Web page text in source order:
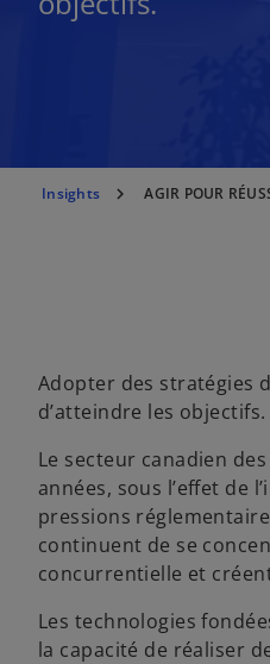
Insights AGIR POUR
Adopter des stratégies
d’atteindre les objectifs.
Le secteur canadien
années, sous l’effet de
pressions
continuent de se
concurrentielle et
Les technologies
la capacité de réaliser